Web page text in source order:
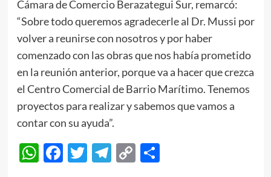
Cámara de Comercio Berazategui Sur, remarcó:
“Sobre todo queremos agradecerle al Dr. Mussi por
volver a reunirse con nosotros y por haber
comenzado con las obras que nos había prometido
en la reunión anterior, porque va a hacer que crezca
el Centro Comercial de Barrio Marítimo. Tenemos
proyectos para realizar y sabemos que vamos a
contar con su ayuda”.
WhatsApp
Facebook
Twitter
Telegram
CopyCompartir